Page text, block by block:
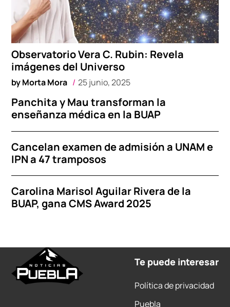
Observatorio Vera C. Rubin: Revela
imágenes del Universo
byMorta Mora 25 junio, 2025
Panchita y Mau transforman la
enseñanza médica en la BUAP
Cancelan examen de admisión a UNAM e
IPN a 47 tramposos
Carolina Marisol Aguilar Rivera de la
BUAP, gana CMS Award 2025
Te puede interesar
Política de privacidad
Puebla